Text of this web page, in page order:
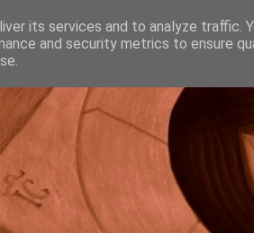
its services and to analyze traffic.
and security metrics to ensure